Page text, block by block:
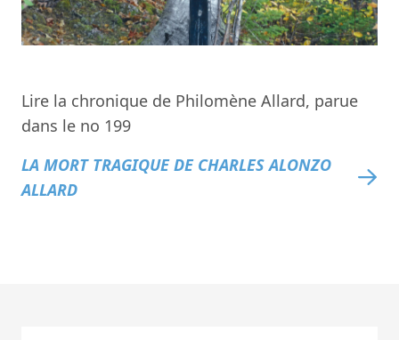
Lire la chronique de Philomène Allard, parue
dans le no 199
LA MORT TRAGIQUE DE CHARLES ALONZO
ALLARD